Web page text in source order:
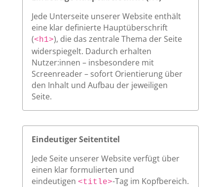
Jede Unterseite unserer Website enthält
eine klar definierte Hauptüberschrift
(<h1>), die das zentrale Thema der Seite
widerspiegelt. Dadurch erhalten
Nutzer:innen – insbesondere mit
Screenreader – sofort Orientierung über
den Inhalt und Aufbau der jeweiligen
Seite.
Eindeutiger Seitentitel
Jede Seite unserer Website verfügt über
einen klar formulierten und
eindeutigen <title>-Tag im Kopfbereich.